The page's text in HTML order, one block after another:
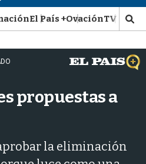
El País +OvaciónTV Show
M
o
s
t
r
propuestas a
la eliminación